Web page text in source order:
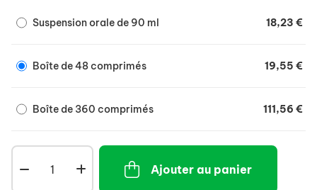
pour lutter contre les contractions musculaires, la
Suspension orale de 90 ml 18,23 €
Boîte de 48 comprimés 19,55 €
Boîte de 360 comprimés 111,56 €
Ajouter au panier